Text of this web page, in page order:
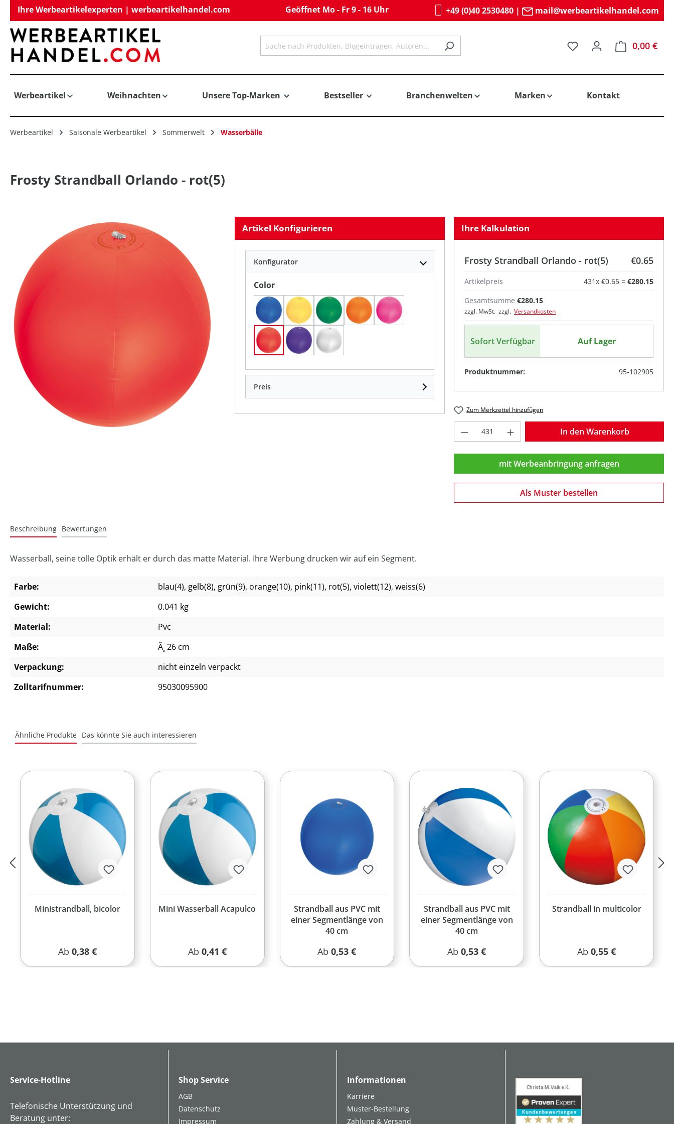
Zur Hauptnavigation springen
Ihre Werbeartikelexperten | werbeartikelhandel.com Geöffnet Mo - Fr 9 - 16 Uhr +49 (0)40 2530480| mail@werbeartikelhandel.com
Du hast 0 Produkte auf
0,00 €
Werbeartikel Weihnachten Unsere Top-Marken Bestseller Branchenwelten Marken Kontakt
Werbeartikel Saisonale Werbeartikel Sommerwelt Wasserbälle
Frosty Strandball Orlando - rot(5)
Bildergalerie überspringen
Artikel Konfigurieren
Konfigurator
Colorauswählen
blau(4) gelb(8) grün(9) orange(10)pink(11)
rot(5) violett(12)weiss(6)
Preis
Ihre Kalkulation
Frosty Strandball Orlando - rot(5) €0.65
Artikelpreis 431x €0.65 = €280.15
Gesamtsumme €280.15
zzgl. MwSt. zzgl. Versandkosten
Sofort Verfügbar Auf Lager
Produktnummer: 95-102905
Zum Merkzettel hinzufügen
Produkt Anzahl: Gib denIn den Warenkorb
mit Werbeanbringung anfragen
Als Muster bestellen
Beschreibung Bewertungen
Wasserball, seine tolle Optik erhält er durch das matte Material. Ihre Werbung drucken wir auf ein Segment.
Farbe: blau(4), gelb(8), grün(9), orange(10), pink(11), rot(5), violett(12), weiss(6)
Gewicht:
0.041 kg
Material:
Pvc
Maße:
Ã¸ 26 cm
Verpackung:
nicht einzeln verpackt
Zolltarifnummer:
95030095900
Ähnliche Produkte Das könnte Sie auch interessieren
Ministrandball, bicolor
Regulärer Preis:
Ab 0,38 €
Mini Wasserball Acapulco
Regulärer Preis:
Ab 0,41 €
Strandball aus PVC mit
einer Segmentlänge von
40 cm
Regulärer Preis:
Ab0,53 €
Strandball aus PVC mit
einer Segmentlänge von
40 cm
Regulärer Preis:
Ab0,53 €
Strandball in multicolor
Regulärer Preis:
Ab0,55 €
Service-Hotline
Telefonische Unterstützung und
Beratung unter:
Shop Service
AGB
Datenschutz
Impressum
Informationen
Karriere
Muster-Bestellung
Zahlung & Versand